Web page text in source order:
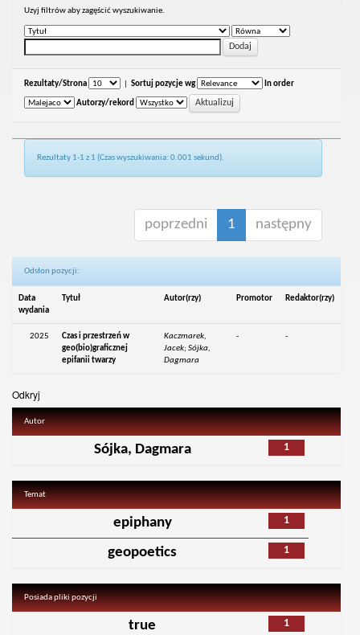
Uzyj filtrów aby zagęścić wyszukiwanie.
Rezultaty/Strona Sortuj pozycje wg In order
Autorzy/rekord
Rezultaty 1-1 z 1 (Czas wyszukiwania: 0.001 sekund).
poprzedni 1 następny
Odsłon pozycji:
Data
wydania
Tytuł Autor(rzy) Promotor Redaktor(rzy)
2025
Czas i przestrzeń w
geo(bio)graficznej
epifanii twarzy
Kaczmarek,
Jacek; Sójka,
Dagmara
- -
Odkryj
Autor
1
Sójka, Dagmara
Temat
1
epiphany
1
geopoetics
Posiada pliki pozycji
1
true